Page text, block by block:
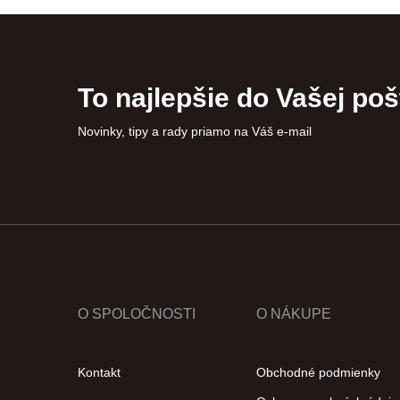
To najlepšie do Vašej
Novinky, tipy a rady priamo na Váš e-mail
O SPOLOČNOSTI
Kontakt
O NÁKUPE
Obchodné podmienky